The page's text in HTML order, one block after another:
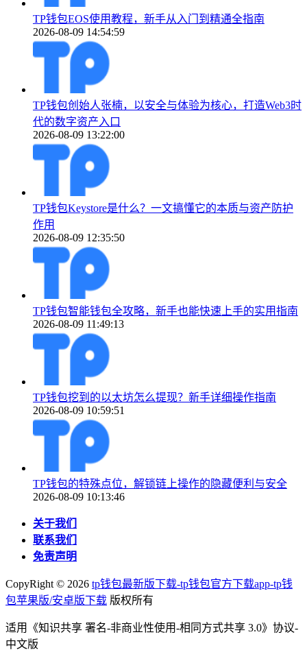
TP钱包EOS使用教程，新手从入门到精通全指南
2026-08-09 14:54:59
TP钱包创始人张楠，以安全与体验为核心，打造Web3时
代的数字资产入口
2026-08-09 13:22:00
TP钱包Keystore是什么？一文搞懂它的本质与资产防护
作用
2026-08-09 12:35:50
TP钱包智能钱包全攻略，新手也能快速上手的实用指南
2026-08-09 11:49:13
TP钱包挖到的以太坊怎么提现？新手详细操作指南
2026-08-09 10:59:51
TP钱包的特殊点位，解锁链上操作的隐藏便利与安全
2026-08-09 10:13:46
关于我们
联系我们
免责声明
CopyRight © 2026 tp钱包最新版下载-tp钱包官方下载app-tp钱
包苹果版/安卓版下载 版权所有
适用《知识共享 署名-非商业性使用-相同方式共享 3.0》协议-
中文版